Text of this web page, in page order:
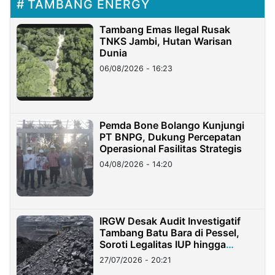
TAMBANG ENERGY
Tambang Emas Ilegal Rusak
TNKS Jambi, Hutan Warisan
Dunia
06/08/2026 - 16:23
Pemda Bone Bolango Kunjungi
PT BNPG, Dukung Percepatan
Operasional Fasilitas Strategis
04/08/2026 - 14:20
IRGW Desak Audit Investigatif
Tambang Batu Bara di Pessel,
Soroti Legalitas IUP hingga
Stockpile
27/07/2026 - 20:21